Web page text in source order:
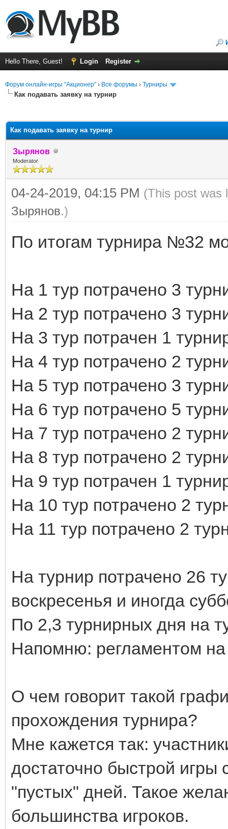
Hello There, Guest! Login Register
Форум онлайн-игры "Акционер" › Все форумы › Турниры
Как подавать заявку на турнир
Как подавать заявку на турнир
Зырянов
Moderator
04-24-2019, 04:15 PM (This post was
Зырянов.)
По итогам турнира №32
На 1 тур потрачено 3
На 2 тур потрачено 3
На 3 тур потрачен 1
На 4 тур потрачено 2
На 5 тур потрачено 3
На 6 тур потрачено 5
На 7 тур потрачено 2
На 8 тур потрачено 2
На 9 тур потрачен 1
На 10 тур потрачено 2
На 11 тур потрачено 2
На турнир потрачено 26
воскресенья и иногда
По 2,3 турнирных дня на
Напомню: регламентом
О чем говорит такой
прохождения турнира?
Мне кажется так:
достаточно быстрой
"пустых" дней. Такое
большинства игроков.